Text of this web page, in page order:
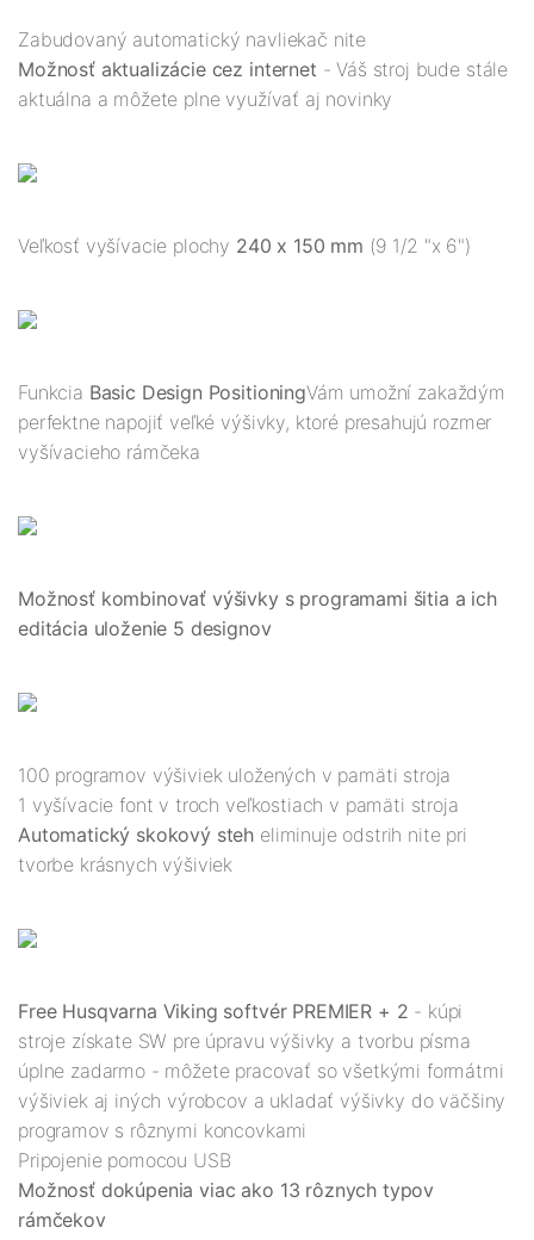
Zabudovaný automatický navliekač nite
Možnosť aktualizácie cez internet - Váš stroj bude stále
aktuálna a môžete plne využívať aj novinky
Veľkosť vyšívacie plochy 240 x 150 mm (9 1/2 "x 6")
Funkcia Basic Design PositioningVám umožní zakaždým
perfektne napojiť veľké výšivky, ktoré presahujú rozmer
vyšívacieho rámčeka
Možnosť kombinovať výšivky s programami šitia a ich
editácia uloženie 5 designov
100 programov výšiviek uložených v pamäti stroja
1 vyšívacie font v troch veľkostiach v pamäti stroja
Automatický skokový steh eliminuje odstrih nite pri
tvorbe krásnych výšiviek
Free Husqvarna Viking softvér PREMIER + 2 - kúpi
stroje získate SW pre úpravu výšivky a tvorbu písma
úplne zadarmo - môžete pracovať so všetkými formátmi
výšiviek aj iných výrobcov a ukladať výšivky do väčšiny
programov s rôznymi koncovkami
Pripojenie pomocou USB
Možnosť dokúpenia viac ako 13 rôznych typov
rámčekov